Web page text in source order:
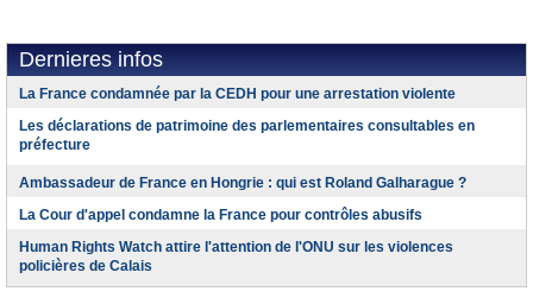
Dernieres infos
La France condamnée par la CEDH pour une arrestation violente
Les déclarations de patrimoine des parlementaires consultables en
préfecture
Ambassadeur de France en Hongrie : qui est Roland Galharague ?
La Cour d'appel condamne la France pour contrôles abusifs
Human Rights Watch attire l'attention de l'ONU sur les violences
policières de Calais